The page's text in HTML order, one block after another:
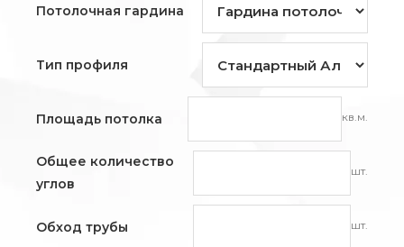
Потолочная гардина
Тип профиля
Площадь потолка кв.м.
Общее количество
углов
шт.
Обход трубы шт.